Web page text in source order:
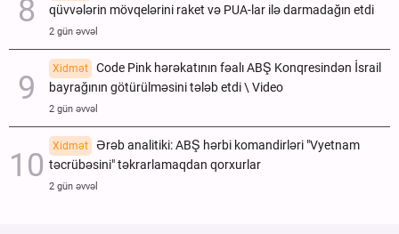
qüvvələrin mövqelərini raket və PUA-lar ilə darmadağın etdi
2 gün əvvəl
Xidmət
Code Pink hərəkatının fəalı ABŞ Konqresindən İsrail
bayrağının götürülməsini tələb etdi \ Video
2 gün əvvəl
Xidmət
Ərəb analitiki: ABŞ hərbi komandirləri "Vyetnam
təcrübəsini" təkrarlamaqdan qorxurlar
2 gün əvvəl